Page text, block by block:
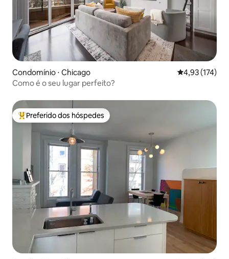
Condomínio ⋅ Chicago 4,93 de uma
4,93 (174)
Como é o seu lugar perfeito?
Entre os melhores preferidos dos hóspedes
Preferido dos hóspedes